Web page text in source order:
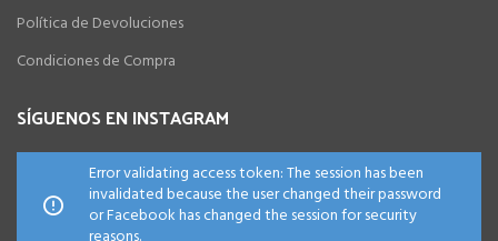
Política de Devoluciones
Condiciones de Compra
SÍGUENOS EN INSTAGRAM
Error validating access token: The session has been
invalidated because the user changed their password
or Facebook has changed the session for security